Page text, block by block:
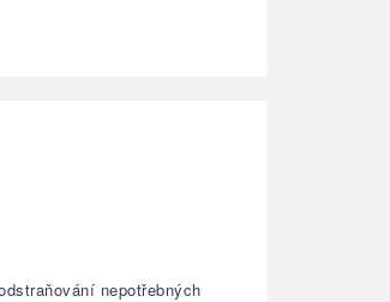
nepotřebných